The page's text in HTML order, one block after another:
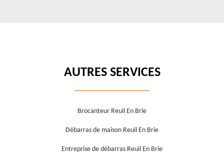
AUTRES SERVICES
Brocanteur Reuil En Brie
Débarras de maison Reuil En Brie
Entreprise de débarras Reuil En Brie